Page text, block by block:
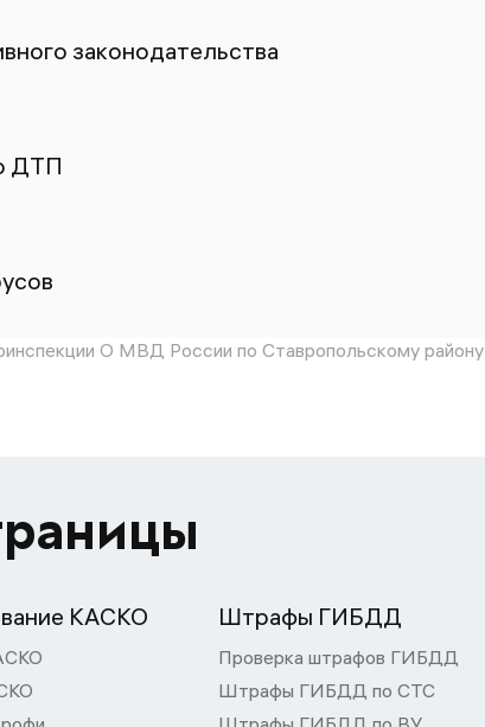
законодательства
ДТП
О МВД России по Ставропольскому району
КАСКО Штрафы ГИБДД
Проверка штрафов ГИБДД
Штрафы ГИБДД по СТС